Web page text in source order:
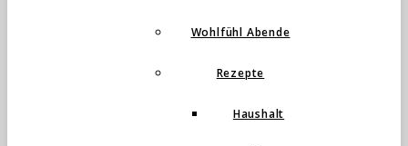
Wohlfühl Abende
Rezepte
Haushalt